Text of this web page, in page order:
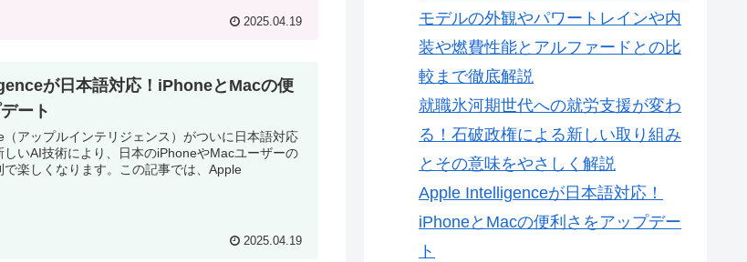
2025.04.19
が日本語対応！iPhoneとMacの便
ート
アップルインテリジェンス）がついに日本語対応
しいAI技術により、日本のiPhoneやMacユーザーの
で楽しくなります。この記事では、Apple
2025.04.19
モデルの外観やパワートレインや内
装や燃費性能とアルファードとの比
較まで徹底解説
就職氷河期世代への就労支援が変わ
る！石破政権による新しい取り組み
とその意味をやさしく解説
Apple Intelligenceが日本語対応！
iPhoneとMacの便利さをアップデー
ト